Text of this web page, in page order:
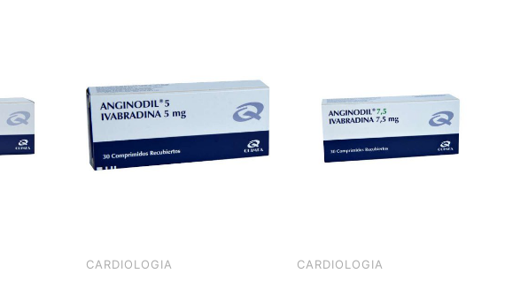
CARDIOLOGIA CARDIOLOGIA